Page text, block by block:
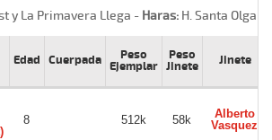
y La Primavera Llega - Haras: H. Santa Olga -
Edad Cuerpada
Peso
Ejemplar
Peso
Jinete
Jinete
8 512k 58k
Alberto
Vasquez